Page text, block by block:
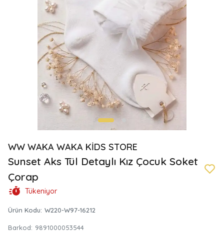
WW WAKA WAKA KİDS STORE
Sunset Aks Tül Detaylı Kız Çocuk Soket
Çorap
Tükeniyor
Ürün Kodu: W220-W97-16212
Barkod: 9891000053544